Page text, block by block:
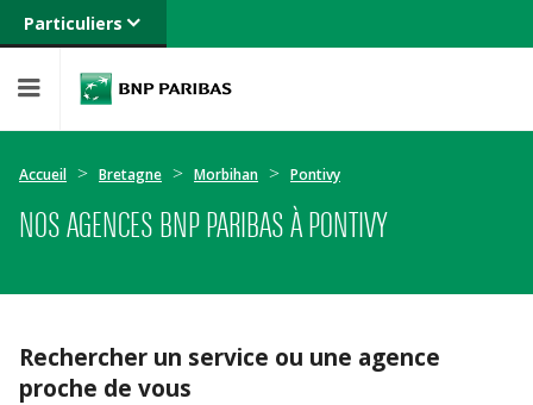
Particuliers
Banque privée
Entreprises
Accueil Bretagne Morbihan Pontivy
NOS AGENCES BNP PARIBAS À PONTIVY
Rechercher un service ou une agence
proche de vous